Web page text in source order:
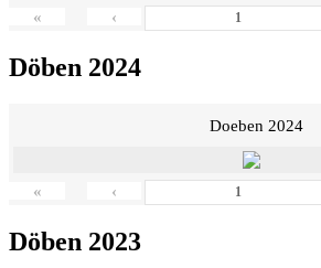
« ‹
Döben 2024
Doeben 2024
« ‹
Döben 2023